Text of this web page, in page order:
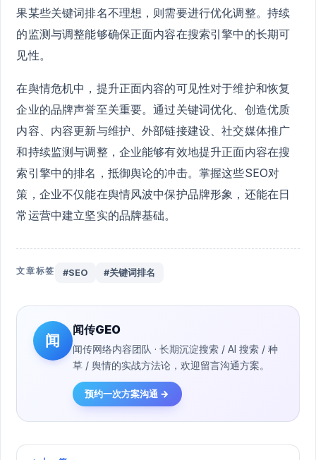
果某些关键词排名不理想，则需要进行优化调整。持续
的监测与调整能够确保正面内容在搜索引擎中的长期可
见性。
在舆情危机中，提升正面内容的可见性对于维护和恢复
企业的品牌声誉至关重要。通过关键词优化、创造优质
内容、内容更新与维护、外部链接建设、社交媒体推广
和持续监测与调整，企业能够有效地提升正面内容在搜
索引擎中的排名，抵御舆论的冲击。掌握这些SEO对
策，企业不仅能在舆情风波中保护品牌形象，还能在日
常运营中建立坚实的品牌基础。
文章标签 #SEO #关键词排名
闻
闻传GEO
闻传网络内容团队 · 长期沉淀搜索 / AI 搜索 / 种
草 / 舆情的实战方法论，欢迎留言沟通方案。
预约一次方案沟通 →